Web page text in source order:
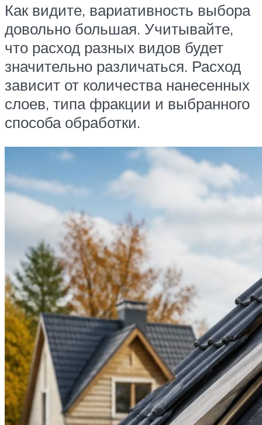
Как видите, вариативность выбора
довольно большая. Учитывайте,
что расход разных видов будет
значительно различаться. Расход
зависит от количества нанесенных
слоев, типа фракции и выбранного
способа обработки.